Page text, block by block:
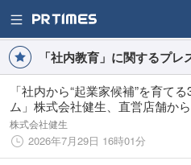
「社内教育」に関するプ
「社内から“起業家候補”を育て
ム」株式会社健生、直営店舗か
員とともに「イントレプレナー制
株式会社健生
2026年7月29日 16時01分